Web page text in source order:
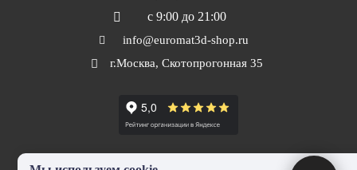
с 9:00 до 21:00
info@euromat3d-shop.ru
г.Москва, Скотопрогонная 35